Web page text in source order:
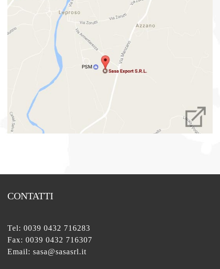
CONTATTI
Tel: 0039 0432 716283
Fax: 0039 0432 716307
Email: sasa@sasasrl.it